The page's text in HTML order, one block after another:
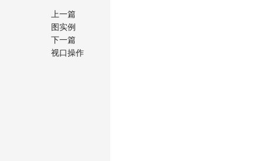
上一篇
图实例
下一篇
视口操作